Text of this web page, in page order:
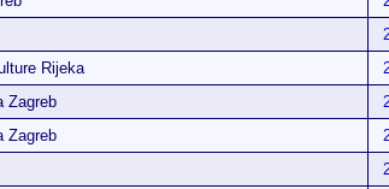
Rijeka
Zagreb
Zagreb